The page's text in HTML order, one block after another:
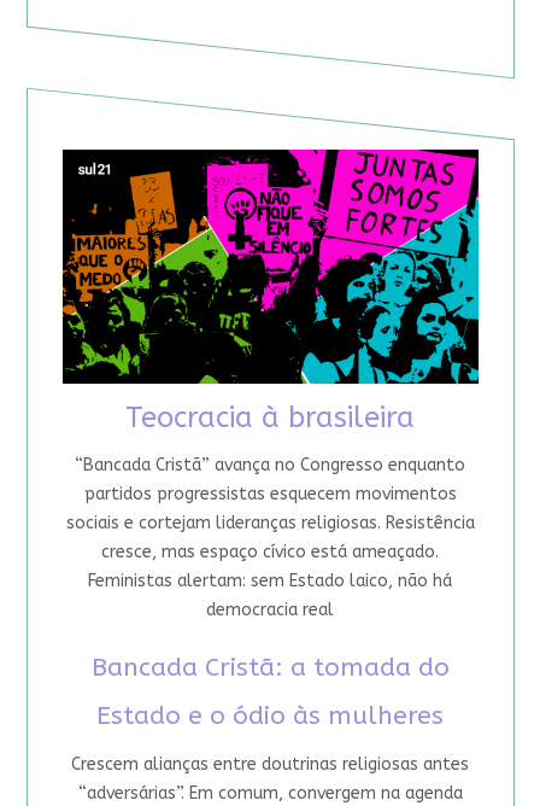
Teocracia à brasileira
“Bancada Cristã” avança no Congresso enquanto
partidos progressistas esquecem movimentos
sociais e cortejam lideranças religiosas. Resistência
cresce, mas espaço cívico está ameaçado.
Feministas alertam: sem Estado laico, não há
democracia real
Bancada Cristã: a tomada do
Estado e o ódio às mulheres
Crescem alianças entre doutrinas religiosas antes
“adversárias”. Em comum, convergem na agenda